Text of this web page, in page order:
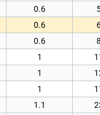
0.6
1.1
0.6
1.1
0.6
1.1
1
0.6
0.6
0.6
1
1
1
1.1